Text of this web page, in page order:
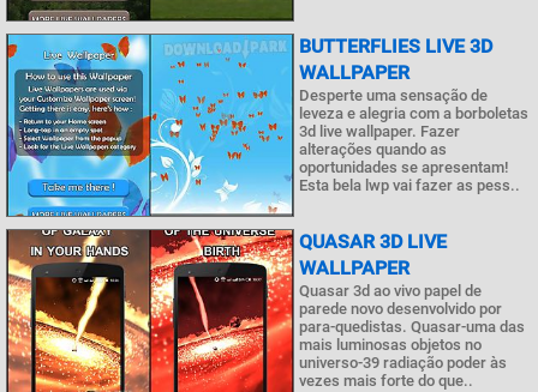
BUTTERFLIES LIVE 3D
WALLPAPER
Desperte uma sensação de
leveza e alegria com a borboletas
3d live wallpaper. Fazer
alterações quando as
oportunidades se apresentam!
Esta bela lwp vai fazer as pess..
QUASAR 3D LIVE
WALLPAPER
Quasar 3d ao vivo papel de
parede novo desenvolvido por
para-quedistas. Quasar-uma das
mais luminosas objetos no
universo-39 radiação poder às
vezes mais forte do que..